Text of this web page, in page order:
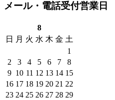
メール・電話受付営業日
8
日
月 火 水 木 金 土
1
2
3 4 5 6 7
8
9 10 11 12 13 14 15
16 17 18 19 20 21 22
23 24 25 26 27 28 29